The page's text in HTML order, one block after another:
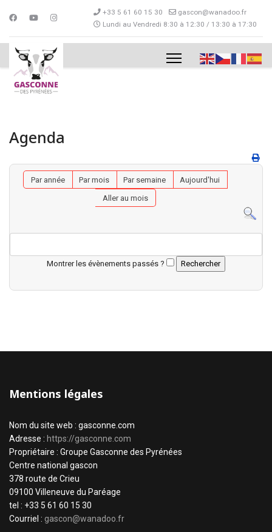
+33 5 61 60 15 30
gascon@wanadoo.fr
Lundi au Vendredi 8:30 à 12:30 / 13:30 à 17:30
Agenda
Par année Par mois Par semaine
Aujourd'hui
Aller au mois
Montrer les évènements passés ?
Mentions légales
Nom du site web : gasconne.com
Adresse : https://gasconne.com
Propriétaire : Groupe Gasconne des Pyrénées
Centre national gascon
378 route de Crieu
09100 Villeneuve du Paréage
tel : +33 5 61 60 15 30
Courriel : gascon@wanadoo.fr